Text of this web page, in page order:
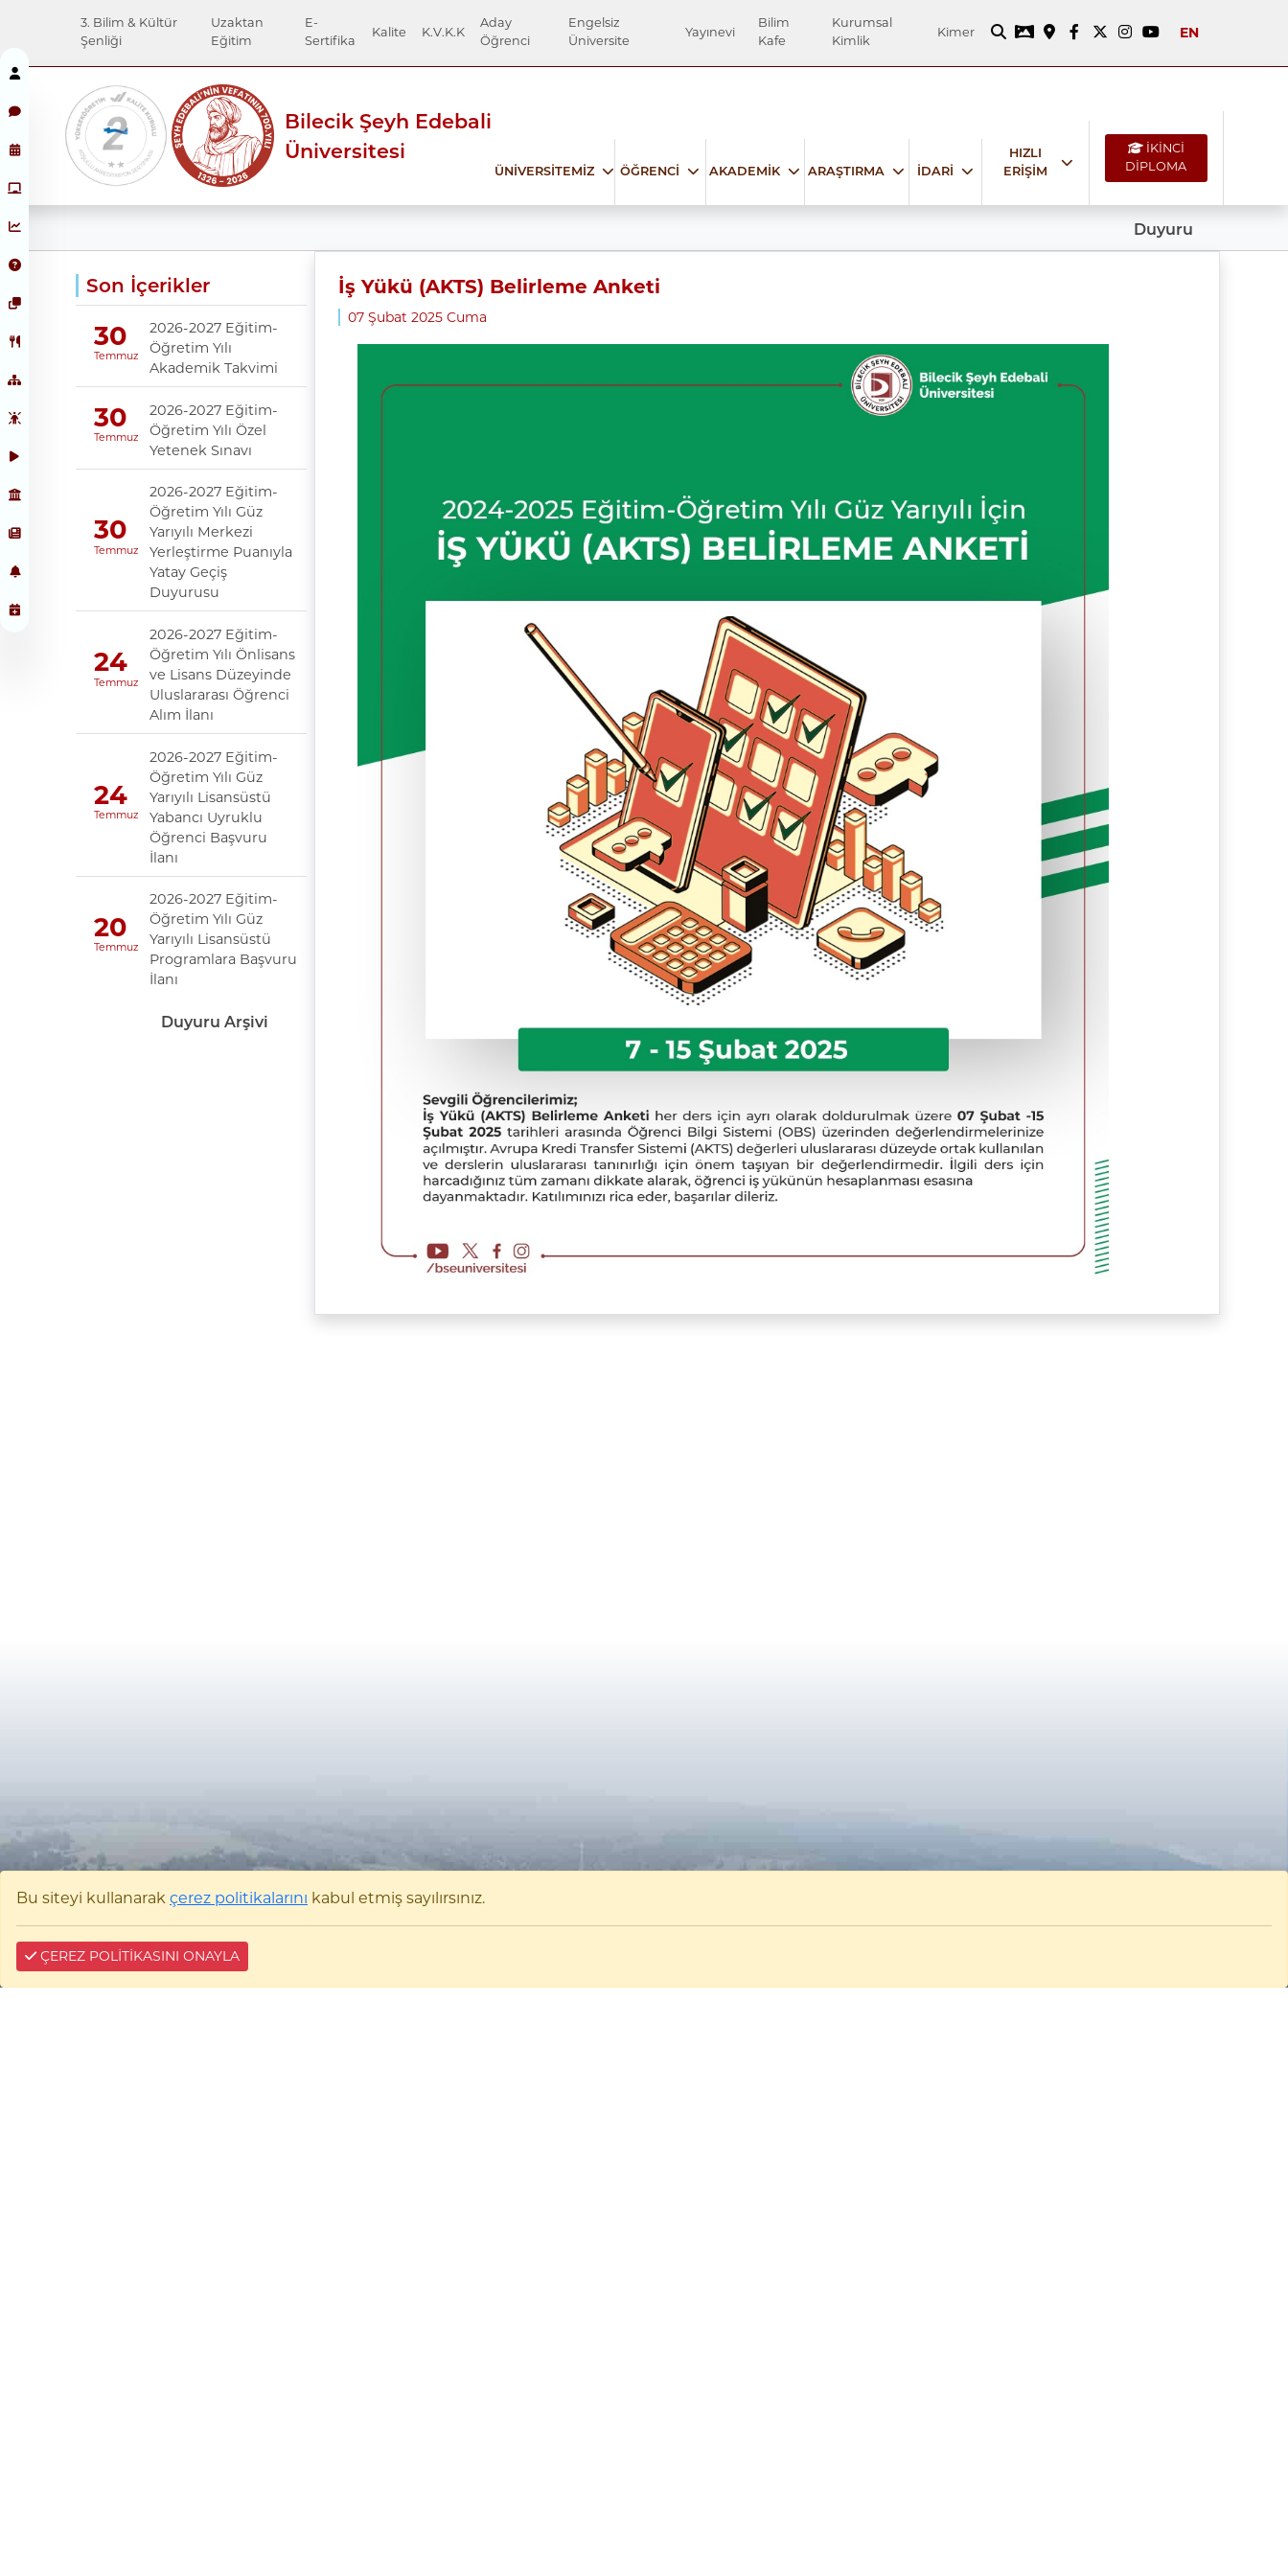
3. Bilim & Kültür
Şenliği
Uzaktan
Eğitim
E-
Sertifika
Kalite K.V.K.K
Aday
Öğrenci
Engelsiz
Üniversite
Yayınevi
Bilim
Kafe
Kurumsal
Kimlik
Kimer EN
Bilecik Şeyh Edebali
Üniversitesi
ÜNİVERSİTEMİZ ÖĞRENCİ AKADEMİK ARAŞTIRMA İDARİ
HIZLI
ERİŞİM
İKİNCİ
DİPLOMA
Duyuru
Son İçerikler
30
Temmuz
2026-2027 Eğitim-
Öğretim Yılı
Akademik Takvimi
30
Temmuz
2026-2027 Eğitim-
Öğretim Yılı Özel
Yetenek Sınavı
30
Temmuz
2026-2027 Eğitim-
Öğretim Yılı Güz
Yarıyılı Merkezi
Yerleştirme Puanıyla
Yatay Geçiş
Duyurusu
24
Temmuz
2026-2027 Eğitim-
Öğretim Yılı Önlisans
ve Lisans Düzeyinde
Uluslararası Öğrenci
Alım İlanı
24
Temmuz
2026-2027 Eğitim-
Öğretim Yılı Güz
Yarıyılı Lisansüstü
Yabancı Uyruklu
Öğrenci Başvuru
İlanı
20
Temmuz
2026-2027 Eğitim-
Öğretim Yılı Güz
Yarıyılı Lisansüstü
Programlara Başvuru
İlanı
Duyuru Arşivi
İş Yükü (AKTS) Belirleme Anketi
07 Şubat 2025 Cuma
Bu siteyi kullanarak çerez politikalarını kabul etmiş sayılırsınız.
ÇEREZ POLİTİKASINI ONAYLA